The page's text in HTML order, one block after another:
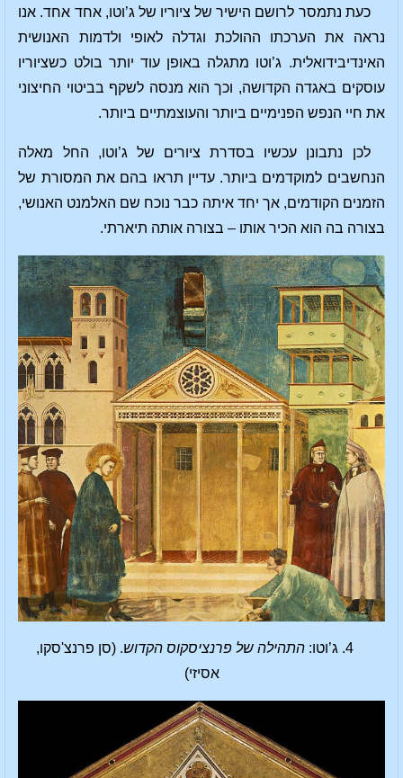
כעת נתמסר לרושם הישיר של ציוריו של ג’וטו, אחד אחד. אנו
נראה את הערכתו ההולכת וגדלה לאופי ולדמות האנושית
האינדיבידואלית. ג’וטו מתגלה באופן עוד יותר בולט כשציוריו
עוסקים באגדה הקדושה, וכך הוא מנסה לשקף בביטוי החיצוני
את חיי הנפש הפנימיים ביותר והעוצמתיים ביותר.
לכן נתבונן עכשיו בסדרת ציורים של ג’וטו, החל מאלה
הנחשבים למוקדמים ביותר. עדיין תראו בהם את המסורת של
הזמנים הקודמים, אך יחד איתה כבר נוכח שם האלמנט האנושי,
בצורה בה הוא הכיר אותו – בצורה אותה תיארתי.
4. ג’וטו: התהילה של פרנציסקוס הקדוש. (סן פרנצ'סקו,
אסיזי)